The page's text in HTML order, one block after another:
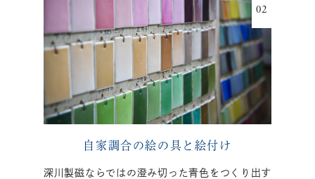
自家調合の絵の具と絵付け
深川製磁ならではの澄み切った青色をつくり出す